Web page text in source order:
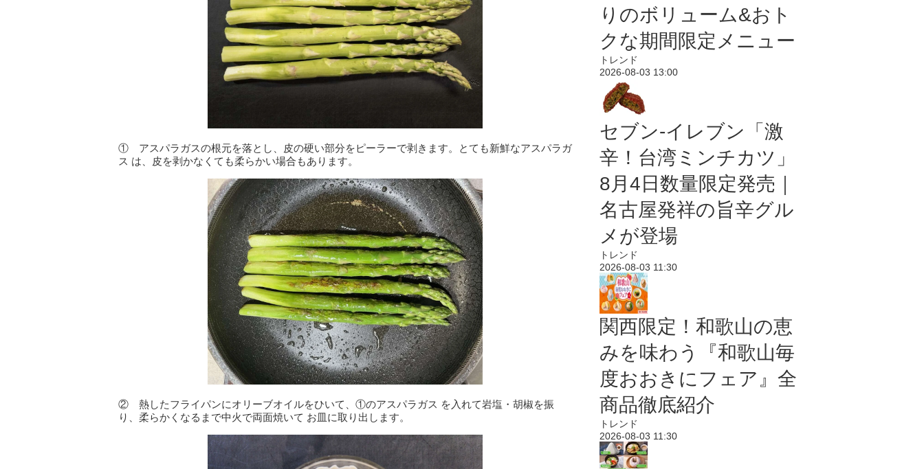
① アスパラガスの根元を落とし、皮の硬い部分をピーラーで剥きます。とても新鮮なアスパラガ
ス は、皮を剥かなくても柔らかい場合もあります。
② 熱したフライパンにオリーブオイルをひいて、①のアスパラガス を入れて岩塩・胡椒を振
り、柔らかくなるまで中火で両面焼いて お皿に取り出します。
りのボリューム&おト
クな期間限定メニュー
トレンド
2026-08-03 13:00
セブン-イレブン「激
辛！台湾ミンチカツ」
8月4日数量限定発売｜
名古屋発祥の旨辛グル
メが登場
トレンド
2026-08-03 11:30
関西限定！和歌山の恵
みを味わう『和歌山毎
度おおきにフェア』全
商品徹底紹介
トレンド
2026-08-03 11:30